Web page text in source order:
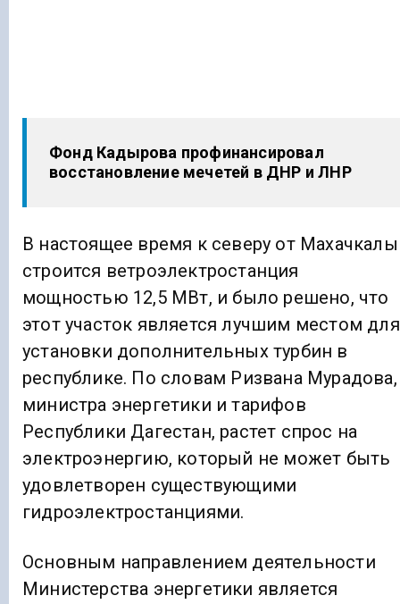
Фонд Кадырова профинансировал
восстановление мечетей в ДНР и ЛНР
В настоящее время к северу от Махачкалы
строится ветроэлектростанция
мощностью 12,5 МВт, и было решено, что
этот участок является лучшим местом для
установки дополнительных турбин в
республике. По словам Ризвана Мурадова,
министра энергетики и тарифов
Республики Дагестан, растет спрос на
электроэнергию, который не может быть
удовлетворен существующими
гидроэлектростанциями.
Основным направлением деятельности
Министерства энергетики является